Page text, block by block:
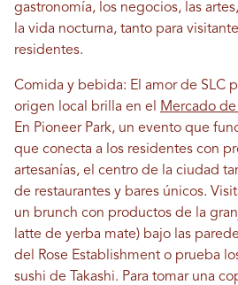
gastronomía, los negocios, las
la vida nocturna, tanto para
residentes.
Comida y bebida: El amor de SLC
origen local brilla en el
Mercado
En Pioneer Park, un evento que
que conecta a los residentes con
artesanías, el centro de la ciudad
de restaurantes y bares únicos.
un brunch con productos de la
latte de yerba mate) bajo las
del Rose Establishment o prueba
sushi de Takashi. Para tomar una